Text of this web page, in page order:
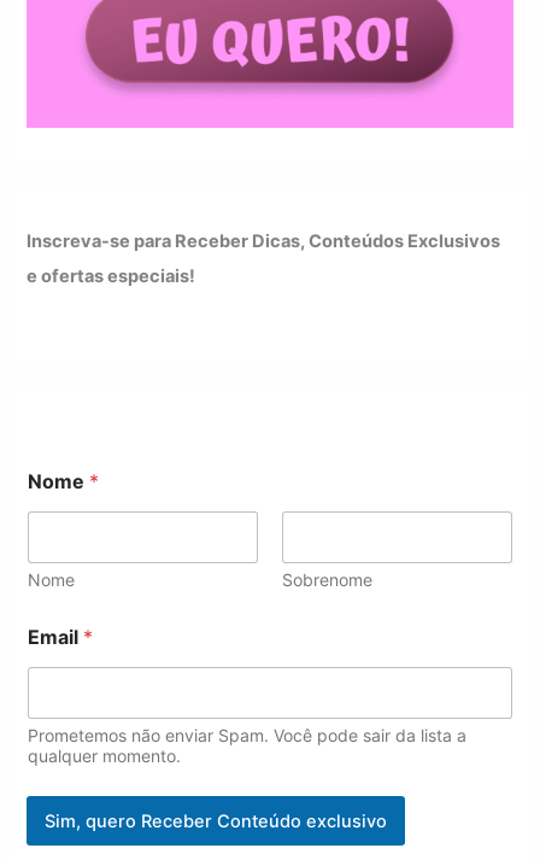
Inscreva-se para Receber Dicas, Conteúdos Exclusivos
e ofertas especiais!
N
o
e
*
Nome *
Nome Sobrenome
Email *
Prometemos não enviar Spam. Você pode sair da lista a
qualquer momento.
Sim, quero Receber Conteúdo exclusivo